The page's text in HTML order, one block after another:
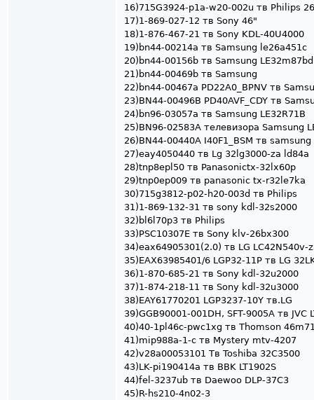
16)715G3924-p1a-w20-002u тв Philips
17)1-869-027-12 тв Sony 46"
18)1-876-467-21 тв Sony KDL-40U4000
19)bn44-00214a тв Samsung le26a451c
20)bn44-00156b тв Samsung LE32m87bd
21)bn44-00469b тв Samsung
22)bn44-00467a PD22A0_BPNV тв
23)BN44-00496B PD40AVF_CDY тв
24)bn96-03057a тв Samsung LE32R71B
25)BN96-02583A телевизора Samsung
26)BN44-00440A I40F1_BSM тв samsung
27)eay4050440 тв Lg 32lg3000-za ld84a
28)tnp8epl50 тв Panasonictx-32lx60p
29)tnp0ep009 тв panasonic tx-r32le7ka
30)715g3812-p02-h20-003d тв Philips
31)1-869-132-31 тв sony kdl-32s2000
32)bl6l70p3 тв Philips
33)PSC10307E тв Sony klv-26bx300
34)eax64905301(2.0) тв LG LC42N540v-
35)EAX63985401/6 LGP32-11P тв LG
36)1-870-685-21 тв Sony kdl-32u2000
37)1-874-218-11 тв Sony kdl-32u3000
38)EAY61770201 LGP3237-10Y тв.LG
39)GGB90001-001DH, SFT-9005A тв JVC
40)40-1pl46c-pwc1xg тв Thomson
41)mip988a-1-c тв Mystery mtv-4207
42)v28a00053101 Тв Toshiba 32C3500
43)LK-pi190414a тв BBK LT1902S
44)fel-3237ub тв Daewoo DLP-37C3
45)R-hs210-4n02-3